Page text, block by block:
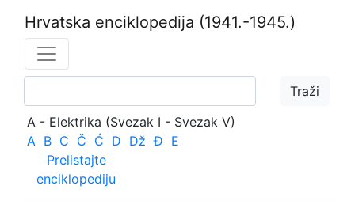
Hrvatska enciklopedija (1941.-1945.)
A - Elektrika (Svezak I - Svezak V)
A B C Č Ć D Dž Đ E
Prelistajte
enciklopediju